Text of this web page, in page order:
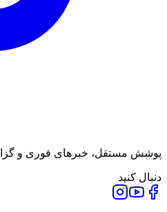
پوشش مستقل، خبرهای فوری و
دنبال کنید